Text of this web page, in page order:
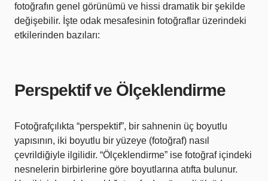
fotoğrafın genel görünümü ve hissi dramatik bir şekilde
değişebilir. İşte odak mesafesinin fotoğraflar üzerindeki
etkilerinden bazıları:
Perspektif ve Ölçeklendirme
Fotoğrafçılıkta “perspektif”, bir sahnenin üç boyutlu
yapısının, iki boyutlu bir yüzeye (fotoğraf) nasıl
çevrildiğiyle ilgilidir. “Ölçeklendirme” ise fotoğraf içindeki
nesnelerin birbirlerine göre boyutlarına atıfta bulunur.